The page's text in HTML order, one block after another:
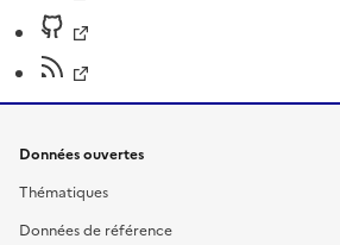
Données ouvertes
Thématiques
Données de référence